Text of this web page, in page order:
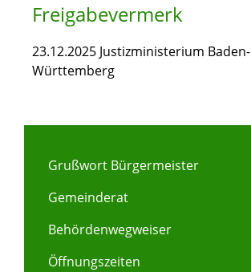
Freigabevermerk
23.12.2025 Justizministerium Baden-
Württemberg
Grußwort Bürgermeister
Gemeinderat
Behördenwegweiser
Öffnungszeiten